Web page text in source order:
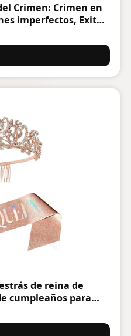
Crimen: Crimen en
imperfectos, Exit
y Detectives
a Partir de 16 años,
de reina de
cumpleaños para
de fiesta (oro